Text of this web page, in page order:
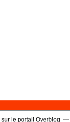
sur le portail Overblog